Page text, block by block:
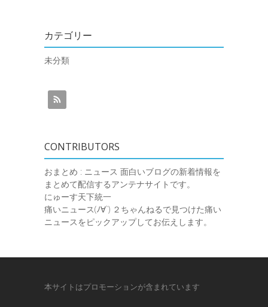
カテゴリー
未分類
CONTRIBUTORS
おまとめ : ニュース 面白いブログの新着情報を
まとめて配信するアンテナサイトです。
にゅーす天下統一
痛いニュース(ﾉ∀`) ２ちゃんねるで見つけた痛い
ニュースをピックアップしてお伝えします。
本サイトはプロモーションが含まれています